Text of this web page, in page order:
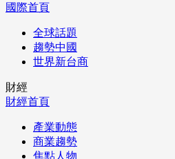
國際首頁
全球話題
趨勢中國
世界新台商
財經
財經首頁
產業動態
商業趨勢
焦點人物